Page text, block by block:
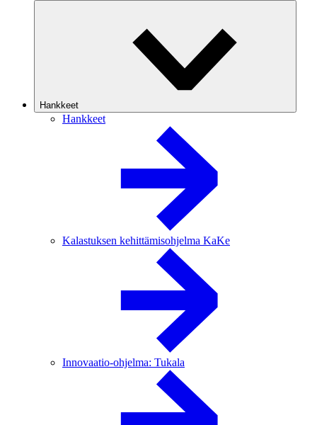
Hankkeet
Hankkeet
Kalastuksen kehittämisohjelma KaKe
Innovaatio-ohjelma: Tukala